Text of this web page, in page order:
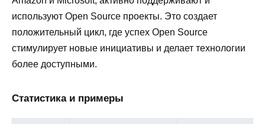
используют Open Source проекты. Это создает
положительный цикл, где успех Open Source
стимулирует новые инициативы и делает технологии
более доступными.
Статистика и примеры